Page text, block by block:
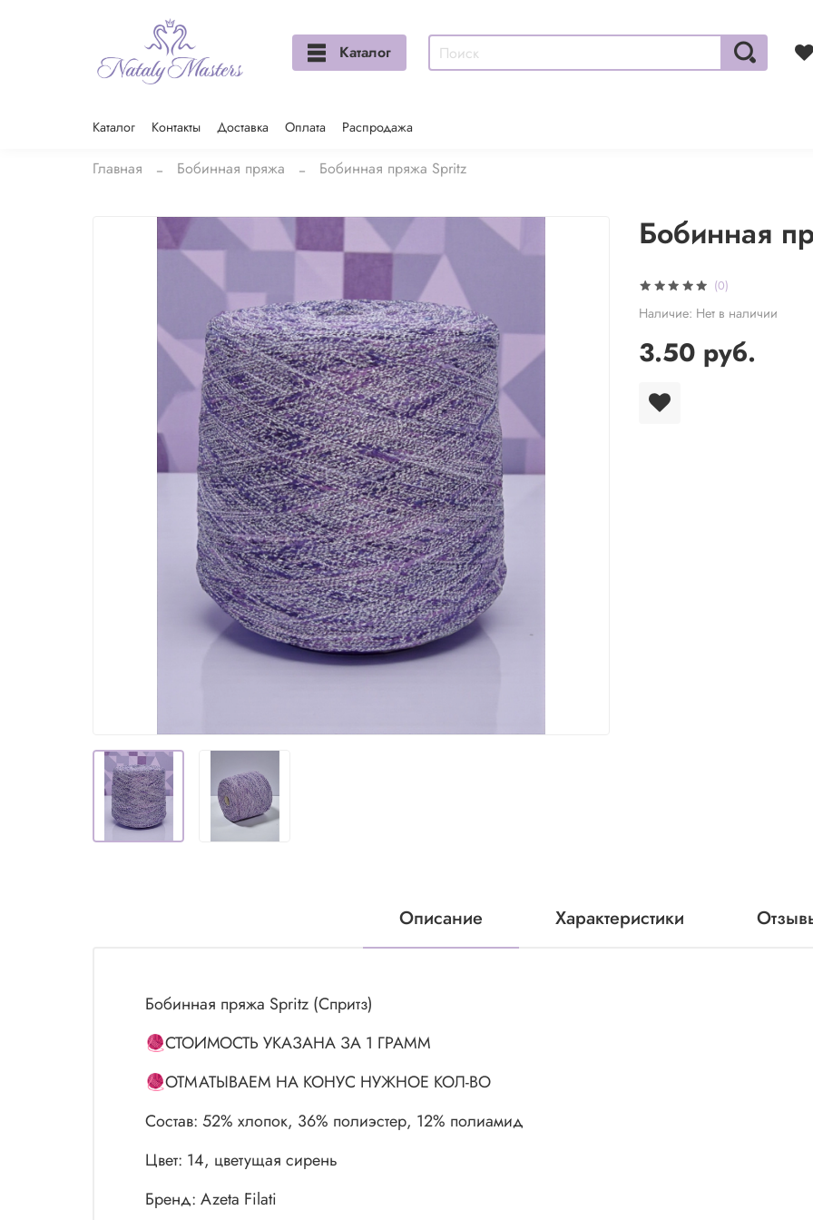
Каталог
Каталог Контакты Доставка Оплата Распродажа
Главная Бобинная пряжа Бобинная пряжа Spritz
(0)
Наличие: Нет в наличии
Бобинная
3.50 руб.
Описание Характеристики
Бобинная пряжа Spritz (Спритз)
🧶СТОИМОСТЬ УКАЗАНА ЗА 1 ГРАММ
🧶ОТМАТЫВАЕМ НА КОНУС НУЖНОЕ КОЛ-ВО
Состав: 52% хлопок, 36% полиэстер, 12% полиамид
Цвет: 14, цветущая сирень
Бренд: Azeta Filati